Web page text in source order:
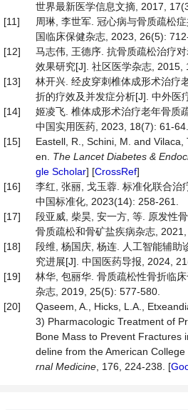
世界最新医学信息文摘, 2017,
[11]
周琳, 李世军. 冠心病与骨质疏松
国临床保健杂志, 2023, 26(5):
[12]
马志伟, 王德序. 抗骨质疏松治疗
效果研究[J]. 社区医学杂志, 2015,
[13]
林开兴. 经皮穿刺椎体成形术治疗
折的疗效及并发症分析[J]. 中外医
[14]
姬凌飞. 椎体成形术治疗老年骨质
中国实用医药, 2023, 18(7): 61-64.
[15]
Eastell, R., Schini, M. and
en. The Lancet Diabetes &
gle Scholar] [CrossRef]
[16]
李红, 张丽, 戈玉蓉. 标准化联合治
中国标准化, 2023(14): 258-261.
[17]
段亚威, 柴昊, 安一方, 等. 原发性
骨质疏松和骨矿盐疾病杂志,
[18]
段维, 杨国庆, 杨连. 人工智能辅助
究进展[J]. 中国医药导报, 2024,
[19]
林华, 包丽华. 骨质疏松性骨折临
杂志, 2019, 25(5): 577-580.
[20]
Qaseem, A., Hicks, L.A.,
3) Pharmacologic Treatment of
Bone Mass to Prevent Fractures
deline from the American College
rnal Medicine , 176, 224-238. [